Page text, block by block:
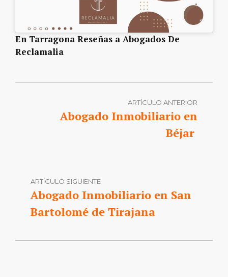
En Tarragona Reseñas a Abogados De
Reclamalia
ARTÍCULO ANTERIOR
Abogado Inmobiliario en
Béjar
ARTÍCULO SIGUIENTE
Abogado Inmobiliario en San
Bartolomé de Tirajana